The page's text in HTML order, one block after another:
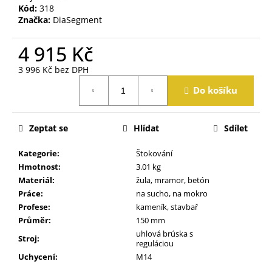
Kód: 318
Značka: DiaSegment
4 915 Kč
3 996 Kč bez DPH
Do košíku
Kategorie:
Štokování
Hmotnost:
3.01 kg
Materiál:
žula, mramor, betón
Práce:
na sucho, na mokro
Profese:
kameník, stavbař
Průměr:
150 mm
Stroj:
uhlová brúska s
reguláciou
Uchycení: M14
Zeptat se Hlídat Sdílet
u
m
e